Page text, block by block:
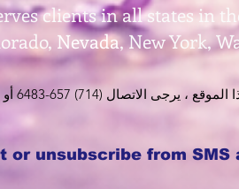
clients in all states in
Nevada, New York,
or unsubscribe from SMS